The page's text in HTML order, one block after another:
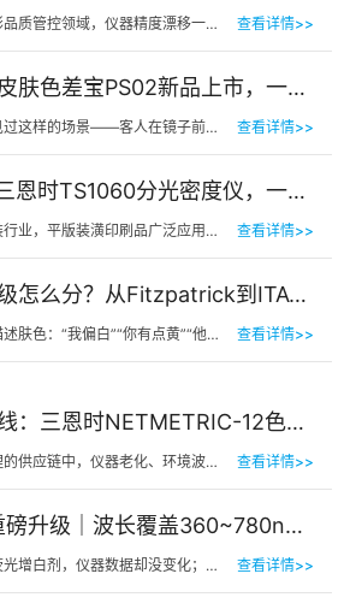
在工业色彩品质管控领域，仪器精度漂移一直是制造企业挥之不去的隐痛。同一批货，A车间测合格、B车间测不合… 查看详情>>
三恩时皮肤色差宝PS02新品上市，一键测出你的精准肤色等级
你有没有见过这样的场景——客人在镜子前端详半天，问：“我是不是白了一点？”美容师… 查看详情>>
新品 | 三恩时TS1060分光密度仪，一机覆盖平版装潢印刷品色密度与色差检测
在印刷包装行业，平版装潢印刷品广泛应用于包装工艺品、日化标签、节日用品等场景，客户对同一批次产品的色… 查看详情>>
肤色等级怎么分？从Fitzpatrick到ITA°，三恩时皮肤测色仪让肤色“数字化”
以前我们描述肤色：“我偏白”“你有点黄”“他挺黑”……现在… 查看详情>>
新品上线：三恩时NETMETRIC-12色砖与网络校正软件，解决台间差难题
在色彩管理的供应链中，仪器老化、环境波动、台间差…… 一个环节的微小偏差，都可能导致最终… 查看详情>>
2026重磅升级｜波长覆盖360~780nm，三恩时便携式分光测色仪全光谱了！
明明加了荧光增白剂，仪器数据却没变化；两个零件在室内颜色一样，一到阳光下就“原形毕露”&hel… 查看详情>>